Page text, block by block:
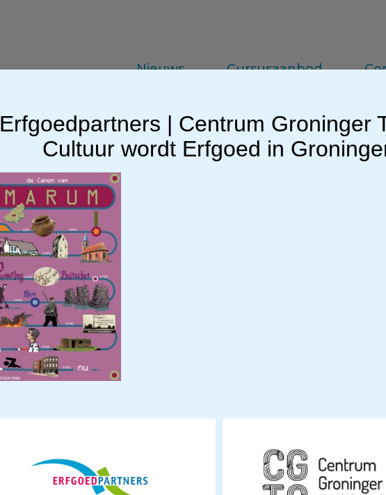
Nieuws Cursusaanbod
Agenda Vakinformatie Praktijkkennis
Erfgoedpartners | Centrum Groninger
Cultuur wordt Erfgoed in